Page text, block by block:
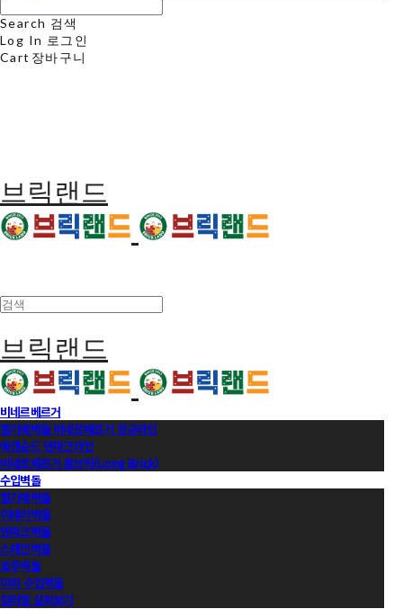
Search 검색
Log In 로그인
Cart 장바구니
브릭랜드
브릭랜드
비네르베르거
벨기에벽돌 비네르베르거 정규라인
에겐순드 덴마크라인
비네르베르거 롱브릭(Long Brick)
수입벽돌
벨기에벽돌
이태리벽돌
덴마크벽돌
스페인벽돌
호주벽돌
이외 수입벽돌
컬러별 살펴보기